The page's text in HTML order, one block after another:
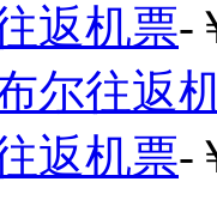
返机票-
尔往返
返机票-